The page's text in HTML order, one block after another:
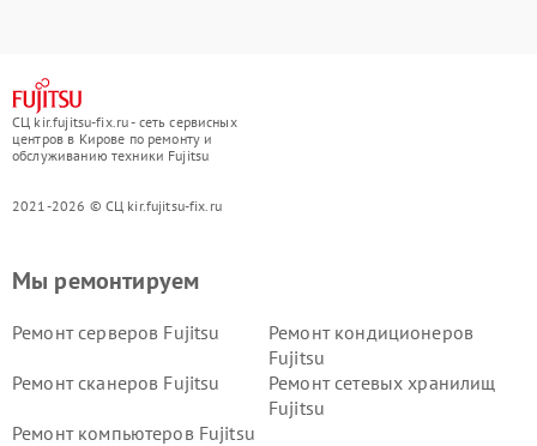
СЦ kir.fujitsu-fix.ru - сеть сервисных
центров в Кирове по ремонту и
обслуживанию техники Fujitsu
2021-2026 © СЦ kir.fujitsu-fix.ru
Мы ремонтируем
Ремонт серверов Fujitsu
Ремонт кондиционеров
Fujitsu
Ремонт сканеров Fujitsu
Ремонт сетевых хранилищ
Fujitsu
Ремонт компьютеров Fujitsu